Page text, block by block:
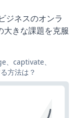
ジネスのオンラ
きな課題を克服
、captivate、
方法は？